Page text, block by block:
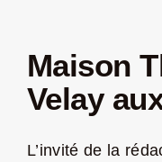
Maison
Velay
L’invité de la